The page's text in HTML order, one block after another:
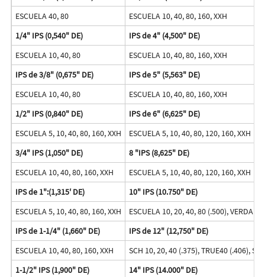
ESCUELA 40, 80
ESCUELA 10, 40, 80, 160, XXH
1/4" IPS (0,540" DE)
IPS de 4" (4,500" DE)
ESCUELA 10, 40, 80
ESCUELA 10, 40, 80, 160, XXH
IPS de 3/8" (0,675" DE)
IPS de 5" (5,563" DE)
ESCUELA 10, 40, 80
ESCUELA 10, 40, 80, 160, XXH
1/2" IPS (0,840" DE)
IPS de 6" (6,625" DE)
ESCUELA 5, 10, 40, 80, 160, XXH
ESCUELA 5, 10, 40, 80, 120, 160, XXH
3/4" IPS (1,050" DE)
8 "IPS (8,625" DE)
ESCUELA 10, 40, 80, 160, XXH
ESCUELA 5, 10, 40, 80, 120, 160, XXH
IPS de 1":(1,315′ DE)
10" IPS (10.750" DE)
ESCUELA 5, 10, 40, 80, 160, XXH
ESCUELA 10, 20, 40, 80 (.500),
IPS de 1-1/4" (1,660" DE)
IPS de 12" (12,750" DE)
ESCUELA 10, 40, 80, 160, XXH
SCH 10, 20, 40 (.375), TRUE40 (.406),
1-1/2" IPS (1,900" DE)
14" IPS (14.000" DE)